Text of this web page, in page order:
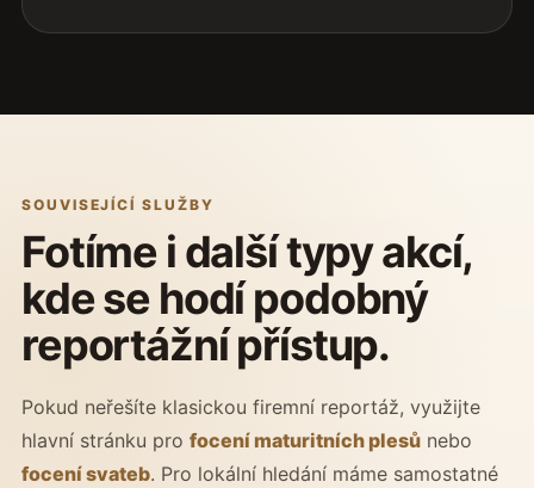
SOUVISEJÍCÍ SLUŽBY
Fotíme i další typy akcí,
kde se hodí podobný
reportážní přístup.
Pokud neřešíte klasickou firemní reportáž, využijte
hlavní stránku pro focení maturitních plesů nebo
focení svateb. Pro lokální hledání máme samostatné